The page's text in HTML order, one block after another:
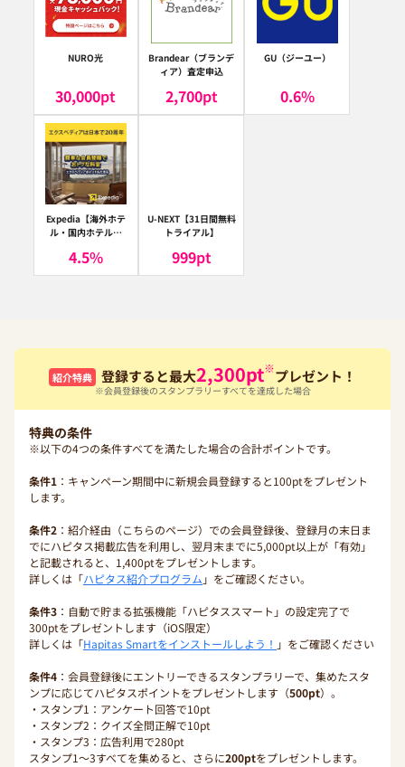
NURO光
30,000pt
Brandear（ブランデ
ィア）査定申込
2,700pt
GU（ジーユー）
0.6%
Expedia【海外ホテ
ル・国内ホテル予
ア）
4.5%
U-NEXT【31日間無料
トライアル】
999pt
紹介特典 登録すると最大2,300pt※プレゼント！
※会員登録後のスタンプラリーすべてを達成した場合
特典の条件
※以下の4つの条件すべてを満たした場合の合計ポイントです。
条件1 ：キャンペーン期間中に新規会員登録すると100ptをプレゼント
します。
条件2 ：紹介経由（こちらのページ）での会員登録後、登録月の末日ま
でにハピタス掲載広告を利用し、翌月末までに5,000pt以上が「有効」
と記載されると、1,400ptをプレゼントします。
詳しくは「ハピタス紹介プログラム 」をご確認ください。
条件3 ：自動で貯まる拡張機能「ハピタススマート」の設定完了で
300ptをプレゼントします（iOS限定）
詳しくは「Hapitas Smartをインストールしよう！ 」をご確認ください
条件4 ：会員登録後にエントリーできるスタンプラリーで、集めたスタ
ンプに応じてハピタスポイントをプレゼントします（500pt）。
・スタンプ1：アンケート回答で10pt
・スタンプ2：クイズ全問正解で10pt
・スタンプ3：広告利用で280pt
スタンプ1〜3すべてを集めると、さらに200ptをプレゼントします。